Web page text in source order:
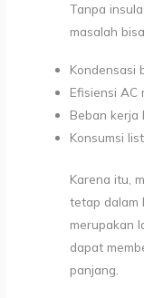
Tanpa
masalah
Kondensasi
Efisiensi AC
Beban kerja
Konsumsi
Karena itu,
tetap dalam
merupakan
dapat
panjang.